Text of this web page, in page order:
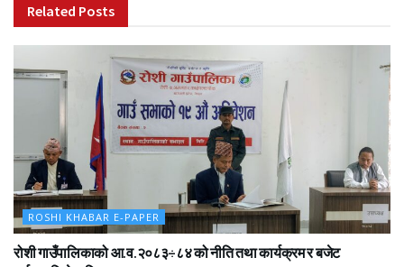
Related Posts
ROSHI KHABAR E-PAPER
रोशी गाउँपालिकाको आ.व.२०८३÷८४ को नीति तथा कार्यक्रम र बजेट